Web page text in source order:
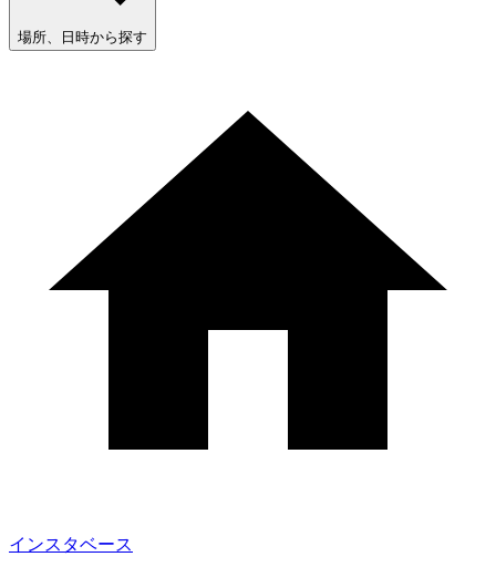
場所、日時から探す
インスタベース